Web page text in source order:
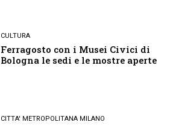
CULTURA
Ferragosto con i Musei Civici di
Bologna le sedi e le mostre aperte
CITTA' METROPOLITANA MILANO